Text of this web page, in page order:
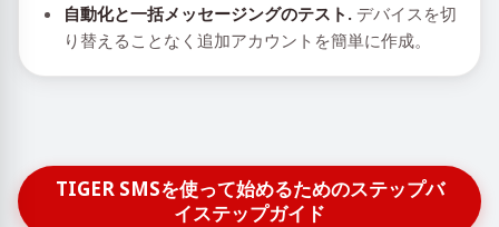
自動化と一括メッセージングのテスト. デバイスを切
り替えることなく追加アカウントを簡単に作成。
TIGER SMSを使って始めるためのステップバ
イステップガイド